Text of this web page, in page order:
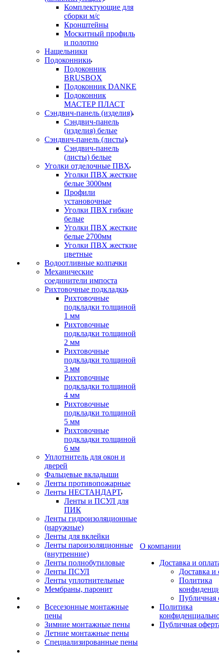
Комплектующие для
сборки м/с
Кронштейны
Москитный профиль
и полотно
Нащельники
Подоконники
Подоконник
BRUSBOX
Подоконник DANKE
Подоконник
МАСТЕР ПЛАСТ
Сэндвич-панель (изделия)
Сэндвич-панель
(изделия) белые
Сэндвич-панель (листы)
Сэндвич-панель
(листы) белые
Уголки отделочные ПВХ
Уголки ПВХ жесткие
белые 3000мм
Профили
установочные
Уголки ПВХ гибкие
белые
Уголки ПВХ жесткие
белые 2700мм
Уголки ПВХ жесткие
цветные
Водоотливные колпачки
Механические
соединители импоста
Рихтовочные подкладки
Рихтовочные
подкладки толщиной
1 мм
Рихтовочные
подкладки толщиной
2 мм
Рихтовочные
подкладки толщиной
3 мм
Рихтовочные
подкладки толщиной
4 мм
Рихтовочные
подкладки толщиной
5 мм
Рихтовочные
подкладки толщиной
6 мм
Уплотнитель для окон и
дверей
Фальцевые вкладыши
Ленты противопожарные
Ленты НЕСТАНДАРТ
Ленты и ПСУЛ для
ПИК
Ленты гидроизоляционные
(наружные)
Ленты для вклейки
Ленты пароизоляционные
(внутренние)
Ленты полнобутиловые
Ленты ПСУЛ
Ленты уплотнительные
Мембраны, паронит
Всесезонные монтажные
пены
Зимние монтажные пены
Летние монтажные пены
Специализированные пены
О компании
Доставка и
Доставка и
Политика
Публичная
Политика
Публичная